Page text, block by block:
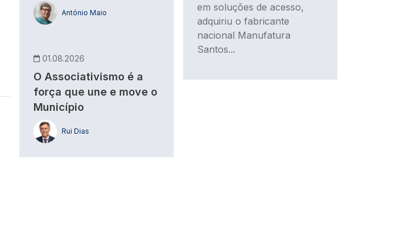
António Maio
01.08.2026
O Associativismo é a
força que une e move o
Município
Rui Dias
em soluções de acesso,
adquiriu o fabricante
nacional Manufatura
Santos...